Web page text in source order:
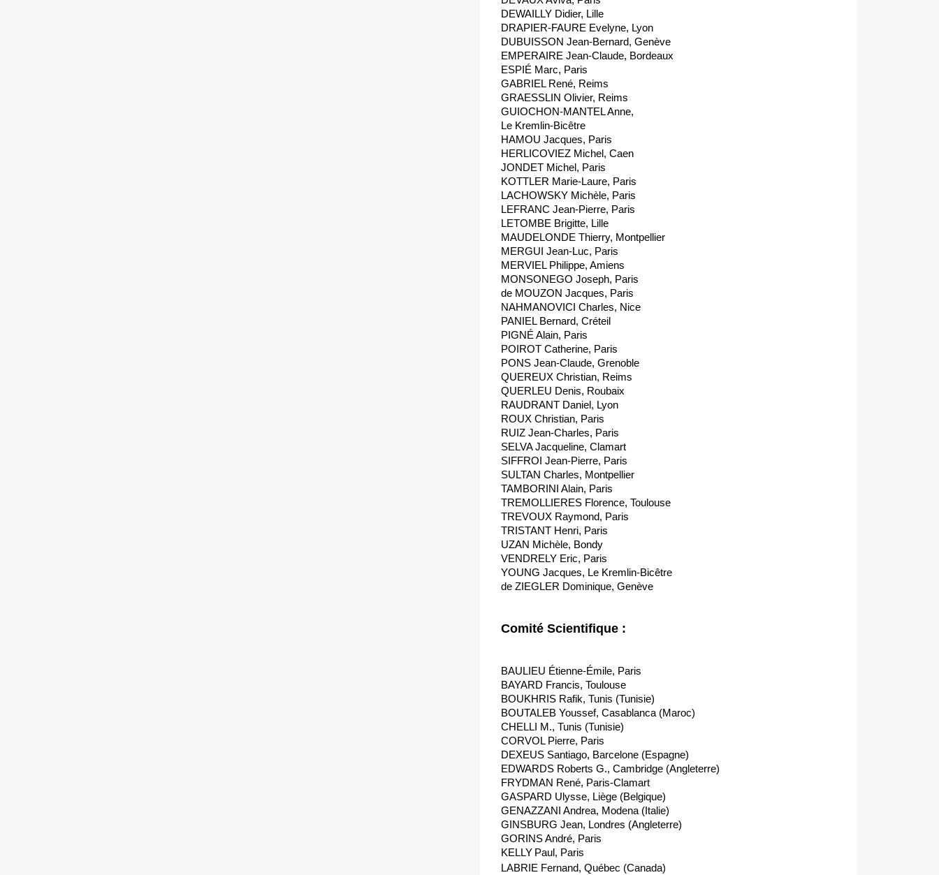
DEWAILLY Didier, Lille
DRAPIER-FAURE Evelyne, Lyon
DUBUISSON Jean-Bernard, Genève
EMPERAIRE Jean-Claude, Bordeaux
ESPIÉ Marc, Paris
GABRIEL René, Reims
GRAESSLIN Olivier, Reims
GUIOCHON-MANTEL Anne,
Le Kremlin-Bicêtre
HAMOU Jacques, Paris
HERLICOVIEZ Michel, Caen
JONDET Michel, Paris
KOTTLER Marie-Laure, Paris
LACHOWSKY Michèle, Paris
LEFRANC Jean-Pierre, Paris
LETOMBE Brigitte, Lille
MAUDELONDE Thierry, Montpellier
MERGUI Jean-Luc, Paris
MERVIEL Philippe, Amiens
MONSONEGO Joseph, Paris
de MOUZON Jacques, Paris
NAHMANOVICI Charles, Nice
PANIEL Bernard, Créteil
PIGNÉ Alain, Paris
POIROT Catherine, Paris
PONS Jean-Claude, Grenoble
QUEREUX Christian, Reims
QUERLEU Denis, Roubaix
RAUDRANT Daniel, Lyon
ROUX Christian, Paris
RUIZ Jean-Charles, Paris
SELVA Jacqueline, Clamart
SIFFROI Jean-Pierre, Paris
SULTAN Charles, Montpellier
TAMBORINI Alain, Paris
TREMOLLIERES Florence, Toulouse
TREVOUX Raymond, Paris
TRISTANT Henri, Paris
UZAN Michèle, Bondy
VENDRELY Eric, Paris
YOUNG Jacques, Le Kremlin-Bicêtre
de ZIEGLER Dominique, Genève
Comité Scientifique :
BAULIEU Étienne-Émile, Paris
BAYARD Francis, Toulouse
BOUKHRIS Rafik, Tunis (Tunisie)
BOUTALEB Youssef, Casablanca (Maroc)
CHELLI M., Tunis (Tunisie)
CORVOL Pierre, Paris
DEXEUS Santiago, Barcelone (Espagne)
EDWARDS Roberts G., Cambridge (Angleterre)
FRYDMAN René, Paris-Clamart
GASPARD Ulysse, Liège (Belgique)
GENAZZANI Andrea, Modena (Italie)
GINSBURG Jean, Londres (Angleterre)
GORINS André, Paris
KELLY Paul, Paris
LABRIE Fernand, Québec (Canada)